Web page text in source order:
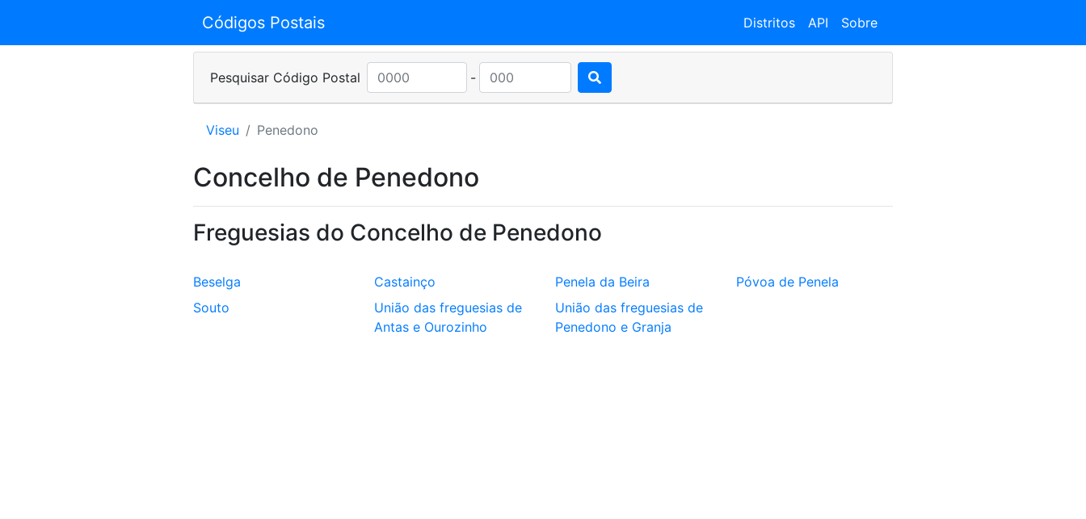
Códigos Postais Distritos API Sobre
Pesquisar Código Postal -
Viseu Penedono
Concelho de Penedono
Freguesias do Concelho de Penedono
Beselga Castainço Penela da Beira
Póvoa de Penela
Souto
União das freguesias de
Antas e Ourozinho
União das freguesias de
Penedono e Granja